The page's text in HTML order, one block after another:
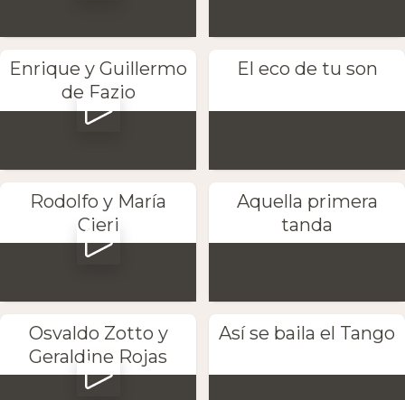
Enrique y Guillermo
de Fazio
El eco de tu son
Rodolfo y María
Cieri
Aquella primera
tanda
Osvaldo Zotto y
Geraldine Rojas
Así se baila el Tango